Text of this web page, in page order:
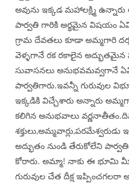
అవును ఇక్కడ మహాలక్ష్మి
పార్వతి గారికి అర్థమైన విషయం
గ్రామ దేవతలు కూడా అమ్మగారి
వెళ్ళగానే రక రకాలైన
సువాసనలు అనుభవమవ్వగానే
పార్వతిగారు.ఇవన్నీ గురువుల
ఇక్కడికి విచ్చేశారు అన్నారు
కలిగిన అనుభవాలు
అద్భుతం నుండి తేరుకోలేని
కోరారు. అమ్మా! నాకు ఈ భూమి మీద
గురువుల చేత దీక్ష